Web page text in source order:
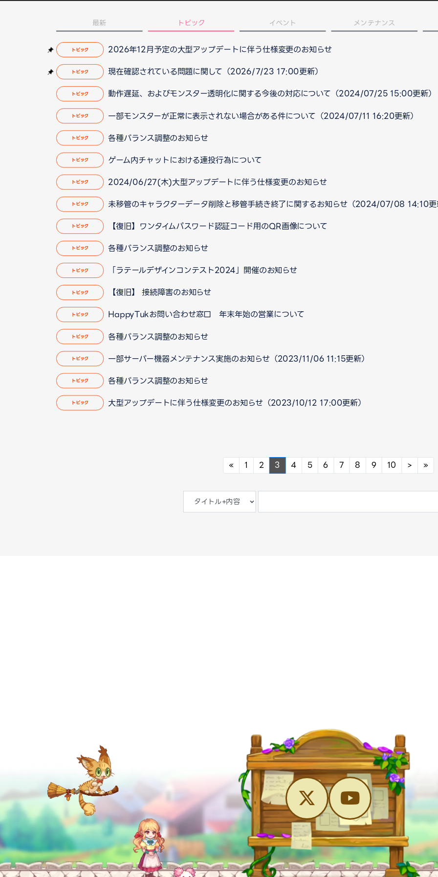
最新 トピック イベント メンテナンス
トピック 2026年12月予定の大型アップデートに伴う仕様変更のお知らせ
トピック 現在確認されている問題に関して（2026/7/23 17:00更新）
トピック 動作遅延、およびモンスター透明化に関する今後の対応について（2024/07/25 15:00更新）
トピック 一部モンスターが正常に表示されない場合がある件について（2024/07/11 16:20更新）
トピック 各種バランス調整のお知らせ
トピック ゲーム内チャットにおける連投行為について
トピック 2024/06/27(木)大型アップデートに伴う仕様変更のお知らせ
トピック 未移管のキャラクターデータ削除と移管手続き終了に関するお知らせ（2024/07/08 14:10
トピック 【復旧】ワンタイムパスワード認証コード用のQR画像について
トピック 各種バランス調整のお知らせ
トピック 「ラテールデザインコンテスト2024」開催のお知らせ
トピック 【復旧】 接続障害のお知らせ
トピック HappyTukお問い合わせ窓口 年末年始の営業について
トピック 各種バランス調整のお知らせ
トピック 一部サーバー機器メンテナンス実施のお知らせ（2023/11/06 11:15更新）
トピック 各種バランス調整のお知らせ
トピック 大型アップデートに伴う仕様変更のお知らせ（2023/10/12 17:00更新）
« Previous
1 2 3 4 5 6 7 8 9 10 > Next
»